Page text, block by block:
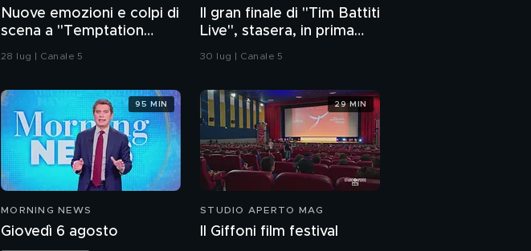
Nuove emozioni e colpi di
scena a "Temptation
Island"
28 lug | Canale 5
Il gran finale di "Tim Battiti
Live", stasera, in prima
serata, su Canale 5
30 lug | Canale 5
MORNING NEWS
Giovedì 6 agosto
95 MIN
STUDIO APERTO MAG
Il Giffoni film festival
29 MIN